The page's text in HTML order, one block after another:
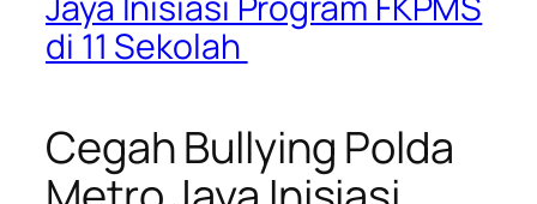
di 11 Sekolah
Cegah Bullying Polda